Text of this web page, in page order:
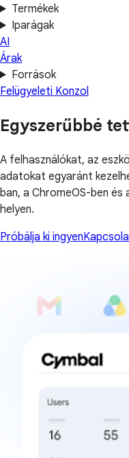
Termékek
Iparágak
AI
Árak
Források
Felügyeleti Konzol
Egyszerűbbé
A felhasználókat, az
adatokat egyaránt
ban, a ChromeOS-ben
helyen.
Próbálja ki ingyen